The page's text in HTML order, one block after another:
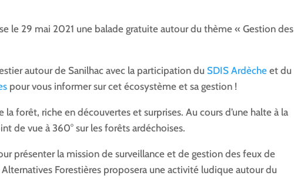
le 29 mai 2021 une balade gratuite autour du thème « Gestion des
autour de Sanilhac avec la participation du SDIS Ardèche et du
pour vous informer sur cet écosystème et sa gestion !
forêt, riche en découvertes et surprises. Au cours d’une halte à la
de vue à 360° sur les forêts ardéchoises.
présenter la mission de surveillance et de gestion des feux de
Alternatives Forestières proposera une activité ludique autour du